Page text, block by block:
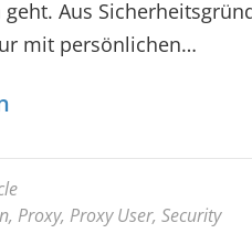
Aus
mit persönlichen…
, Proxy, Proxy User, Security